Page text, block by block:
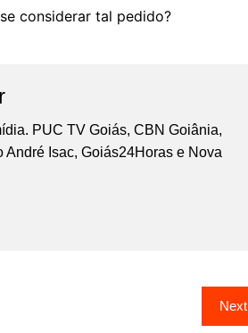
considerar tal pedido?
PUC TV Goiás, CBN Goiânia,
Isac, Goiás24Horas e Nova
Next